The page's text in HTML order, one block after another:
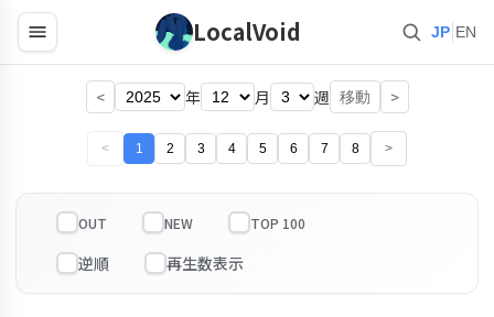
LocalVoid JP EN
< 年 月 週 移動 >
< 1 2 3 4 5 6 7 8 >
OUT NEW TOP 100